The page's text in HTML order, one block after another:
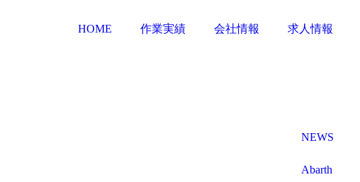
HOME 作業実績 会社情報 求人情報
NEWS
Abarth